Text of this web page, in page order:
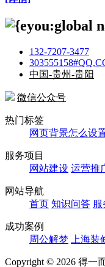
132-7207-3477
中国-贵州-贵阳
微信公众号
热门标签
网页背景怎么设
服务项目
网站建设 运营推
网站导航
首页 知识问答 服
成功案例
周公解梦
上海装
Copyright © 2026 得一